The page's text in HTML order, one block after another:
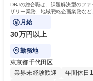
DBJの総合職は、課題解決型のフ
ザリー業務、地域戦略企画業務な
広く社会に貢献していく職種です。
月給
30万円以上
勤務地
東京都千代田区
業界未経験歓迎
年間休日